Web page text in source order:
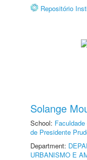
Repositório
Solange
School:
de Presidente
Department:
URBANISMO E